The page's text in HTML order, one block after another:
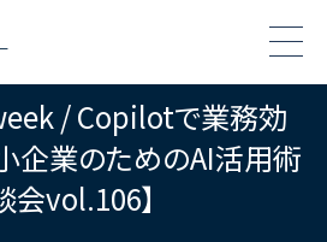
/ Copilotで業務効
企業のためのAI活用術
会vol.106】